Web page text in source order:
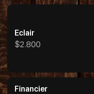
Eclair
$2.800
Financier